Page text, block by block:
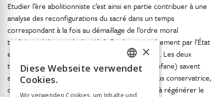
Etudier l’ère abolitionniste c’est ainsi en partie contribuer à une
analyse des reconfigurations du sacré dans un temps
correspondant à la fois au démaillage de l’ordre moral
traditionnel du monde (société d’ordres, encadrement par l’État
et la religion) et au remaillage d’un nouvel ordre. Les deux
tendances du mouvement (la religieuse et la profane) savent
alors associer morale et utilitarisme. L’une (la plus conservatrice,
composée de « croyants ») vise peut-être plus à régénérer le
FRENCH
×
Diese Webseite verwendet
Cookies.
Wir verwenden Cookies, um Inhalte und